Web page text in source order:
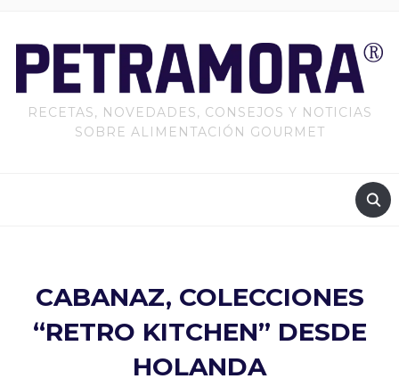
RECETAS, NOVEDADES, CONSEJOS Y NOTICIAS
SOBRE ALIMENTACIÓN GOURMET
CABANAZ, COLECCIONES
“RETRO KITCHEN” DESDE
HOLANDA